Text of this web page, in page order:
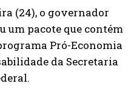
(24), o governador
um pacote que contém
Pró-Economia
da Secretaria